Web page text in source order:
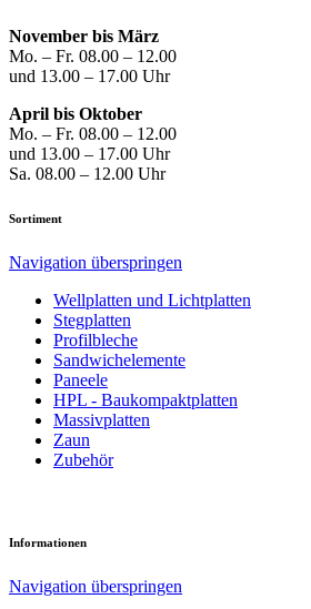
November bis März
Mo. – Fr. 08.00 – 12.00
und 13.00 – 17.00 Uhr
April bis Oktober
Mo. – Fr. 08.00 – 12.00
und 13.00 – 17.00 Uhr
Sa. 08.00 – 12.00 Uhr
Sortiment
Navigation überspringen
Well­platten und Licht­platten
Steg­platten
Profil­bleche
Sandwich­elemente
Paneele
HPL - Bau­kompakt­platten
Massiv­platten
Zaun
Zubehör
Informationen
Navigation überspringen